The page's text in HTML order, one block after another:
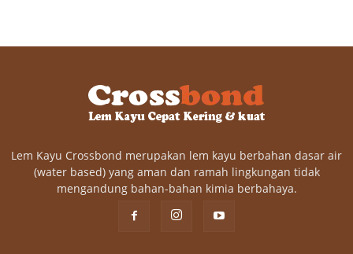
Lem Kayu Crossbond merupakan lem kayu berbahan dasar air
(water based) yang aman dan ramah lingkungan tidak
mengandung bahan-bahan kimia berbahaya.